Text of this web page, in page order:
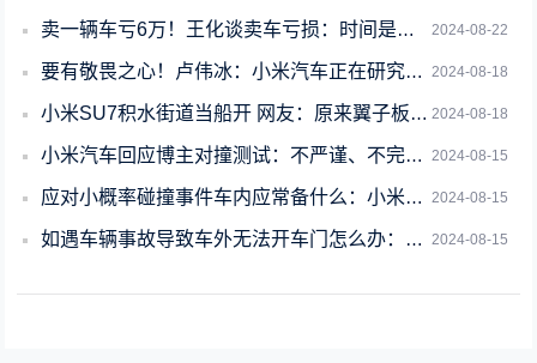
2024-08-22
卖一辆车亏6万！王化谈卖车亏损：时间是小米的朋友
2024-08-18
要有敬畏之心！卢伟冰：小米汽车正在研究进入欧洲市场
2024-08-18
小米SU7积水街道当船开 网友：原来翼子板的设计是排水孔
2024-08-15
小米汽车回应博主对撞测试：不严谨、不完整、不真实
2024-08-15
应对小概率碰撞事件车内应常备什么：小米汽车重点罗列五样物品
2024-08-15
如遇车辆事故导致车外无法开车门怎么办：小米汽车回应